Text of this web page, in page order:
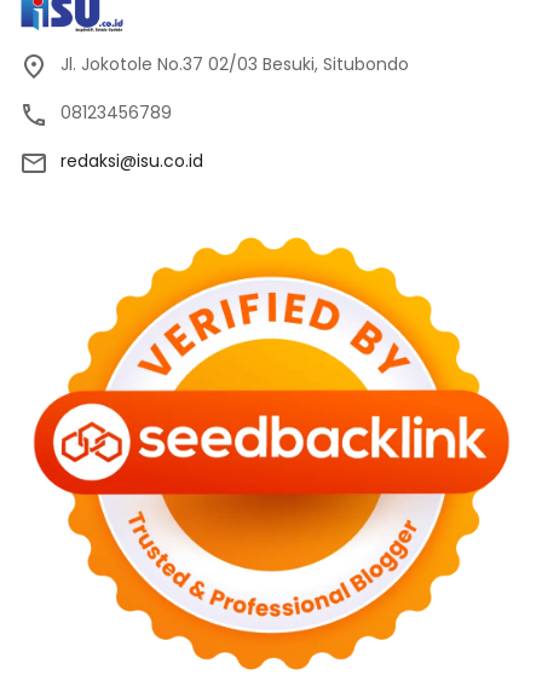
Jl. Jokotole No.37 02/03 Besuki, Situbondo
08123456789
redaksi@isu.co.id